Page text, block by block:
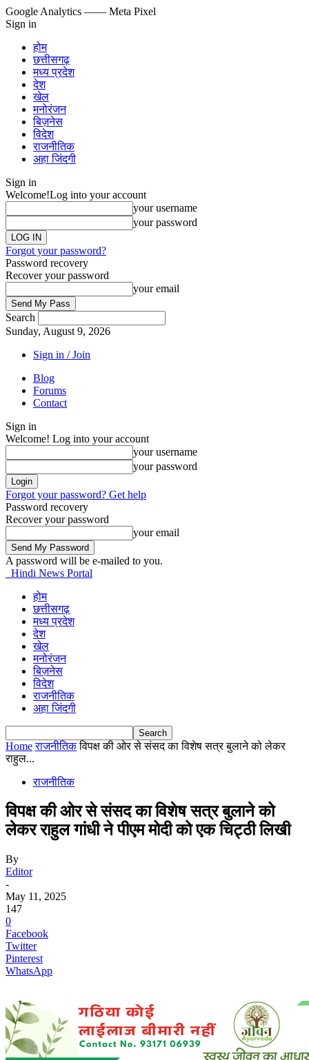
Google Analytics —— Meta Pixel
Sign in
होम
छत्तीसगढ़
मध्य प्रदेश
देश
खेल
मनोरंजन
बिज़नेस
विदेश
राजनीतिक
अहा जिंदगी
Sign in
Welcome!Log into your account
your username
your password
Forgot your password?
Password recovery
Recover your password
your email
Search
Sunday, August 9, 2026
Sign in / Join
Blog
Forums
Contact
Sign in
Welcome! Log into your account
your username
your password
Forgot your password? Get help
Password recovery
Recover your password
your email
A password will be e-mailed to you.
Hindi News Portal
होम
छत्तीसगढ़
मध्य प्रदेश
देश
खेल
मनोरंजन
बिज़नेस
विदेश
राजनीतिक
अहा जिंदगी
Home राजनीतिक विपक्ष की ओर से संसद का विशेष सत्र बुलाने को लेकर
राहुल...
राजनीतिक
विपक्ष की ओर से संसद का विशेष सत्र बुलाने को
लेकर राहुल गांधी ने पीएम मोदी को एक चिट्ठी लिखी
By
Editor
-
May 11, 2025
147
0
Facebook
Twitter
Pinterest
WhatsApp